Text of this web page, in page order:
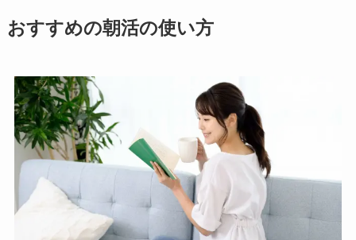
おすすめの朝活の使い方